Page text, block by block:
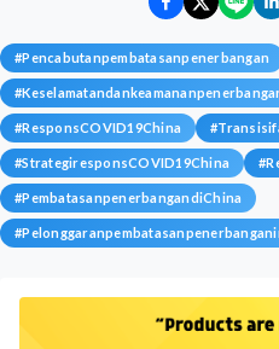
#Pencabutanpembatasanpenerbangan
#
#ResponsCOVID19China #
#StrategiresponsCOVID19China #
#PembatasanpenerbangandiChina
#